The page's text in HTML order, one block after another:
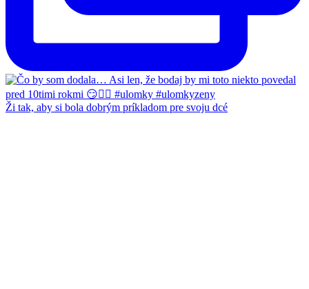
Ži tak, aby si bola dobrým príkladom pre svoju dcé